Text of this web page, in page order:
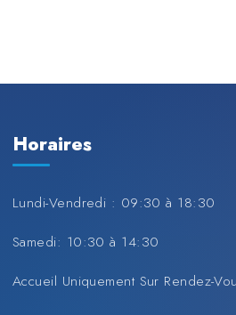
Horaires
Lundi-Vendredi : 09:30 à 18:30
Samedi: 10:30 à 14:30
Accueil Uniquement Sur Rendez-